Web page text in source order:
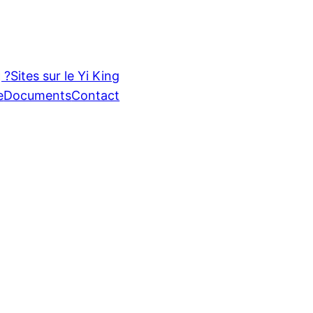
?Sites sur le Yi King
DocumentsContact